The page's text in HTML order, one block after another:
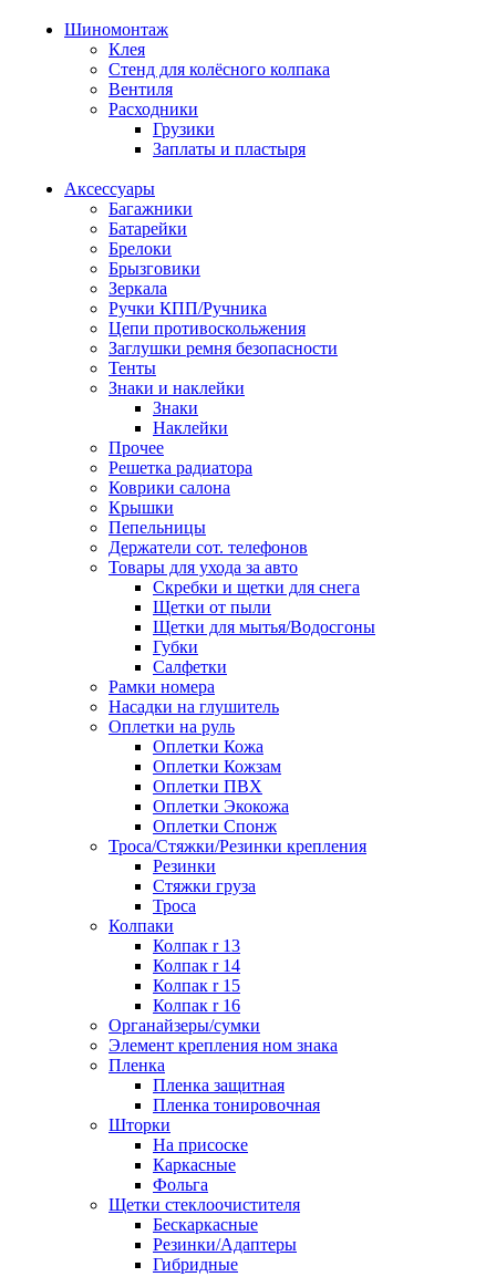
Шиномонтаж
Клея
Стенд для колёсного колпака
Вентиля
Расходники
Грузики
Заплаты и пластыря
Аксессуары
Багажники
Батарейки
Брелоки
Брызговики
Зеркала
Ручки КПП/Ручника
Цепи противоскольжения
Заглушки ремня безопасности
Тенты
Знаки и наклейки
Знаки
Наклейки
Прочее
Решетка радиатора
Коврики салона
Крышки
Пепельницы
Держатели сот. телефонов
Товары для ухода за авто
Скребки и щетки для снега
Щетки от пыли
Щетки для мытья/Водосгоны
Губки
Салфетки
Рамки номера
Насадки на глушитель
Оплетки на руль
Оплетки Кожа
Оплетки Кожзам
Оплетки ПВХ
Оплетки Экокожа
Оплетки Спонж
Троса/Стяжки/Резинки крепления
Резинки
Стяжки груза
Троса
Колпаки
Колпак r 13
Колпак r 14
Колпак r 15
Колпак r 16
Органайзеры/сумки
Элемент крепления ном знака
Пленка
Пленка защитная
Пленка тонировочная
Шторки
На присоске
Каркасные
Фольга
Щетки стеклоочистителя
Бескаркасные
Резинки/Адаптеры
Гибридные